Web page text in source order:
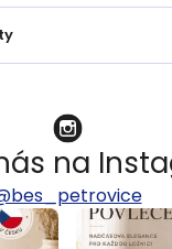
na